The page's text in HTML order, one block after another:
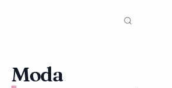
Moda